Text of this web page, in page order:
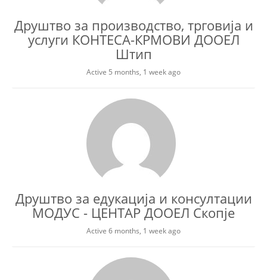
Друштво за производство, трговија и
услуги КОНТЕСА-КРМОВИ ДООЕЛ
Штип
Active 5 months, 1 week ago
Друштво за едукација и консултации
МОДУС - ЦЕНТАР ДООЕЛ Скопје
Active 6 months, 1 week ago